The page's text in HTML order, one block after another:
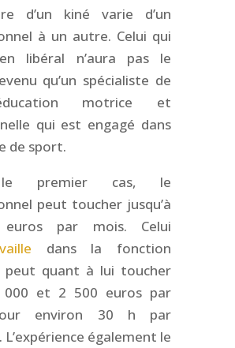
d’un kiné varie d’un
à un autre. Celui qui
libéral n’aura pas le
qu’un spécialiste de
motrice et
qui est engagé dans
de sport.
premier cas, le
peut toucher jusqu’à
par mois. Celui
dans la fonction
peut quant à lui toucher
et 2 500 euros par
environ 30 h par
L’expérience également le